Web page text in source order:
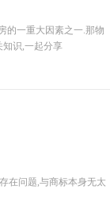
的一重大因素之一.那物
知识,一起分享
在问题,与商标本身无太